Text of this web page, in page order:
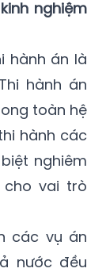
nghiệm
hành án là
hành án
toàn hệ
hành các
nghiêm
vai trò
các vụ án
nước đều